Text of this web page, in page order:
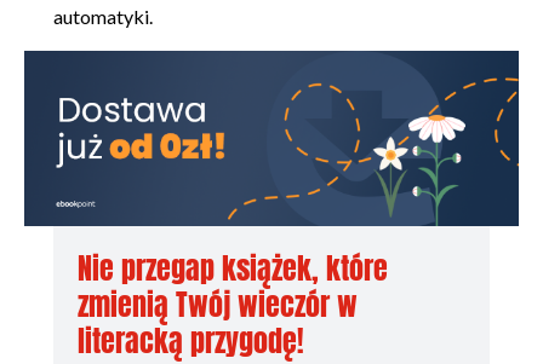
Przykłady (114)
Rozdział 8. Złożone układy wejścia-wyjścia (121)
Dodatek A Literatura (129)
automatyki.
Nie przegap książek, które
zmienią Twój wieczór w
literacką przygodę!